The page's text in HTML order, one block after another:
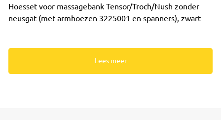
Hoesset voor massagebank Tensor/Troch/Nush zonder
neusgat (met armhoezen 3225001 en spanners), zwart
Lees meer